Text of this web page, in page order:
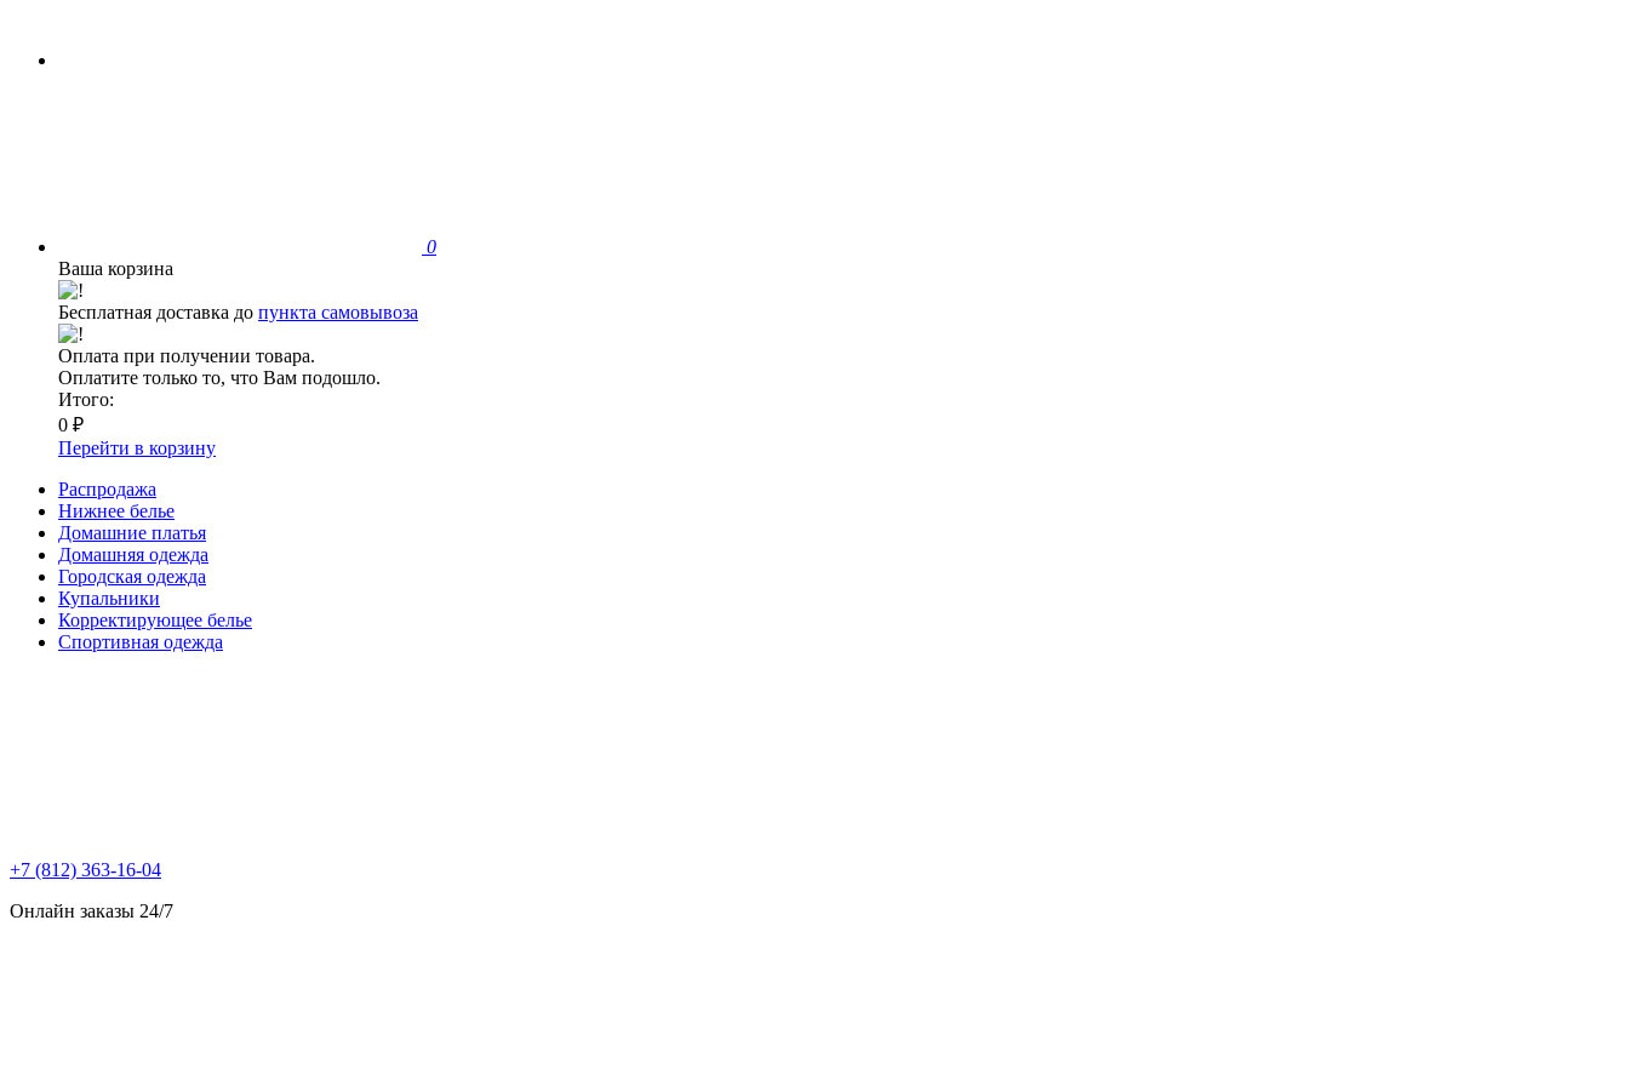
0
Ваша корзина
Бесплатная доставка до пункта самовывоза
Оплата при получении товара.
Оплатите только то, что Вам подошло.
Итого:
0 ₽
Перейти в корзину
Распродажа
Нижнее белье
Домашние платья
Домашняя одежда
Городская одежда
Купальники
Корректирующее белье
Спортивная одежда
+7 (812) 363-16-04
Онлайн заказы 24/7